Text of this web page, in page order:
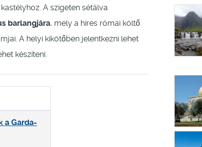
A szigeten sétálva
barlangjára, mely a híres római költő
A helyi kikötőben jelentkezni lehet
készíteni.
a Garda-